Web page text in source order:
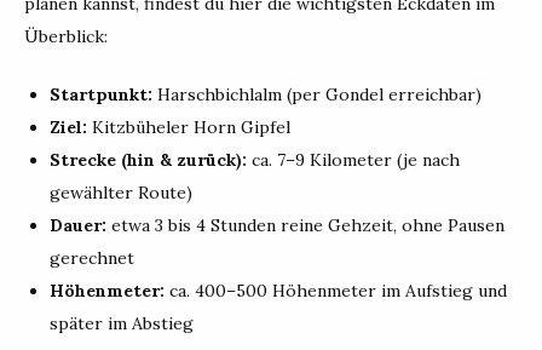
Überblick:
Startpunkt: Harschbichlalm (per Gondel erreichbar)
Ziel: Kitzbüheler Horn Gipfel
Strecke (hin & zurück): ca. 7–9 Kilometer (je nach
gewählter Route)
Dauer: etwa 3 bis 4 Stunden reine Gehzeit, ohne Pausen
gerechnet
Höhenmeter: ca. 400–500 Höhenmeter im Aufstieg und
später im Abstieg